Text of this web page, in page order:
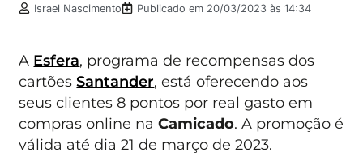
Israel Nascimento Publicado em 20/03/2023 às 14:34
A Esfera, programa de recompensas dos
cartõesSantander, está oferecendo aos
seus clientes 8 pontos por real gasto em
compras online naCamicado. A promoção é
válida até dia 21 de março de 2023.